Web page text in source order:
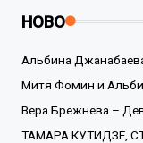
НОВО
Альбина
Митя Фомин и
Вера Брежнева –
ТАМАРА КУТИДЗЕ,